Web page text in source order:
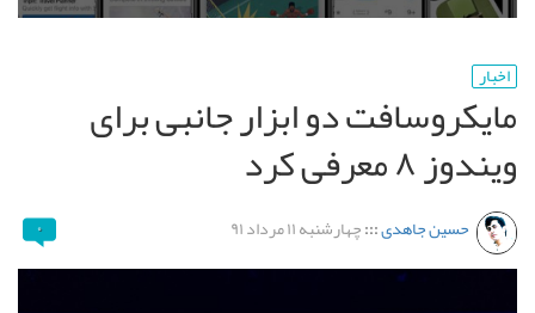
اخبار
مایکروسافت دو ابزار جانبی برای
ویندوز ۸ معرفی کرد
حسین جاهدی:::چهارشنبه ۱۱ مرداد ۹۱ ۰